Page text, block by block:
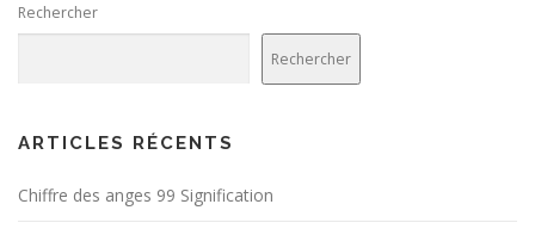
t
d
s
Rechercher
Rechercher
ARTICLES RÉCENTS
Chiffre des anges 99 Signification